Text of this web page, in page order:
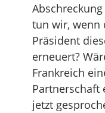
tun wir, wenn
Präsident
erneuert?
Frankreich
Partnerschaft
jetzt